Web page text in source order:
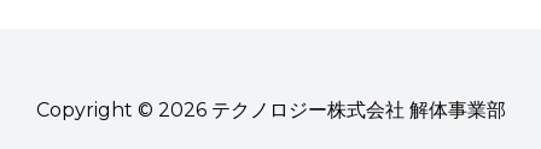
Copyright © 2026 テクノロジー株式会社 解体事業部